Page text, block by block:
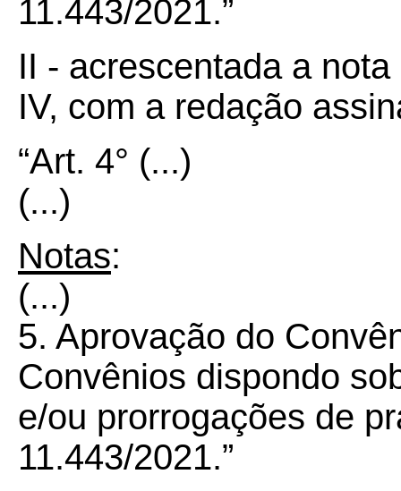
11.443/2021.”
II - acrescentada a
IV, com a redação
“Art. 4° (...)
(...)
Notas:
(...)
5. Aprovação do
Convênios dispondo
e/ou prorrogações de
11.443/2021.”